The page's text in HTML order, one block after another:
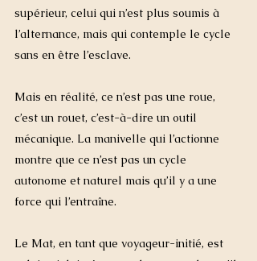
supérieur, celui qui n’est plus soumis à
l’alternance, mais qui contemple le cycle
sans en être l’esclave.
Mais en réalité, ce n’est pas une roue,
c’est un rouet, c’est-à-dire un outil
mécanique. La manivelle qui l’actionne
montre que ce n’est pas un cycle
autonome et naturel mais qu’il y a une
force qui l’entraîne.
Le Mat, en tant que voyageur-initié, est